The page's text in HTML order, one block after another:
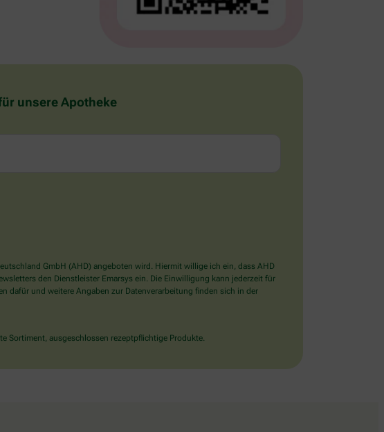
unsere Apotheke
GmbH (AHD) angeboten wird. Hiermit willige ich ein, dass AHD
den Dienstleister Emarsys ein. Die Einwilligung kann jederzeit für
dafür und weitere Angaben zur Datenverarbeitung finden sich in der
Sortiment, ausgeschlossen rezeptpflichtige Produkte.